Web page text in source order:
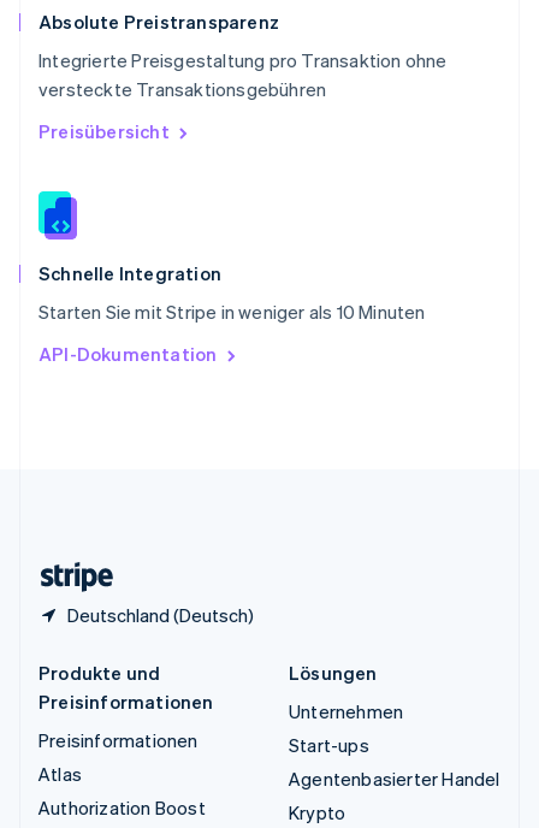
Absolute Preistransparenz
Integrierte Preisgestaltung pro Transaktion ohne
versteckte Transaktionsgebühren
Preisübersicht
Schnelle Integration
Starten Sie mit Stripe in weniger als 10 Minuten
API-Dokumentation
Deutschland (Deutsch)
Slowakei
Slowenien
EnglishItaliano
Sonderverwaltungsregion Hongkong,
Spanien
Thailand
ไทยEnglish
English
English
Produkte und
Preisinformationen
Preisinformationen
Atlas
Authorization Boost
Lösungen
Unternehmen
Start-ups
Agentenbasierter Handel
Krypto